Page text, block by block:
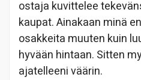
ostaja kuvittelee
kaupat. Ainakaan minä
osakkeita muuten kuin
hyvään hintaan. Sitten
ajatelleeni väärin.